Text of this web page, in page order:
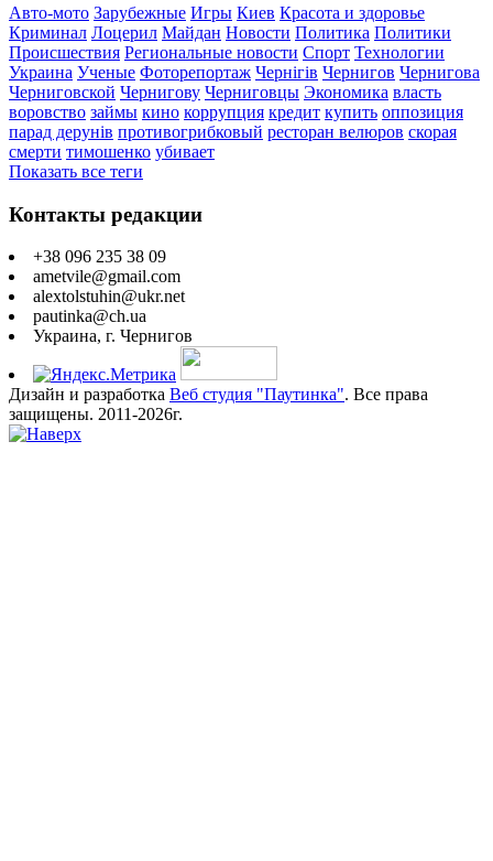
Авто-мото Зарубежные Игры Киев Красота и здоровье
Криминал Лоцерил Майдан Новости Политика Политики
Происшествия Региональные новости Спорт Технологии
Украина Ученые Фоторепортаж Чернігів Чернигов Чернигова
Черниговской Чернигову Черниговцы Экономика власть
воровство займы кино коррупция кредит купить оппозиция
парад дерунів противогрибковый ресторан велюров скорая
смерти тимошенко убивает
Показать все теги
Контакты редакции
+38 096 235 38 09
ametvile@gmail.com
alextolstuhin@ukr.net
pautinka@ch.ua
Украина, г. Чернигов
Дизайн и разработка Веб студия "Паутинка". Все права
защищены. 2011-2026г.